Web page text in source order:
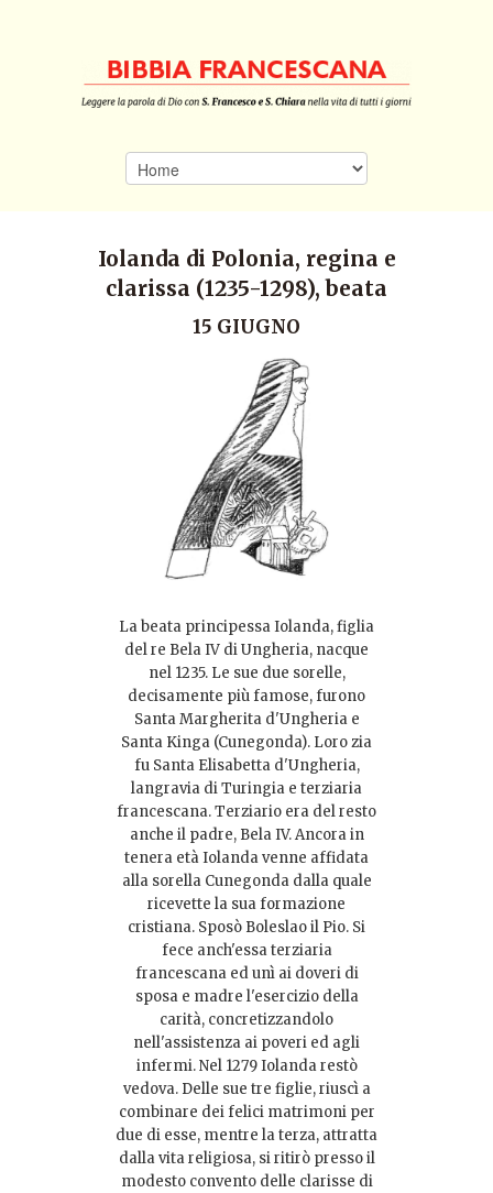
Iolanda di Polonia, regina e
clarissa (1235-1298), beata
15 GIUGNO
La beata principessa Iolanda, figlia
del re Bela IV di Ungheria, nacque
nel 1235. Le sue due sorelle,
decisamente più famose, furono
Santa Margherita d'Ungheria e
Santa Kinga (Cunegonda). Loro zia
fu Santa Elisabetta d'Ungheria,
langravia di Turingia e terziaria
francescana. Terziario era del resto
anche il padre, Bela IV. Ancora in
tenera età Iolanda venne affidata
alla sorella Cunegonda dalla quale
ricevette la sua formazione
cristiana. Sposò Boleslao il Pio. Si
fece anch'essa terziaria
francescana ed unì ai doveri di
sposa e madre l'esercizio della
carità, concretizzandolo
nell'assistenza ai poveri ed agli
infermi. Nel 1279 Iolanda restò
vedova. Delle sue tre figlie, riuscì a
combinare dei felici matrimoni per
due di esse, mentre la terza, attratta
dalla vita religiosa, si ritirò presso il
modesto convento delle clarisse di